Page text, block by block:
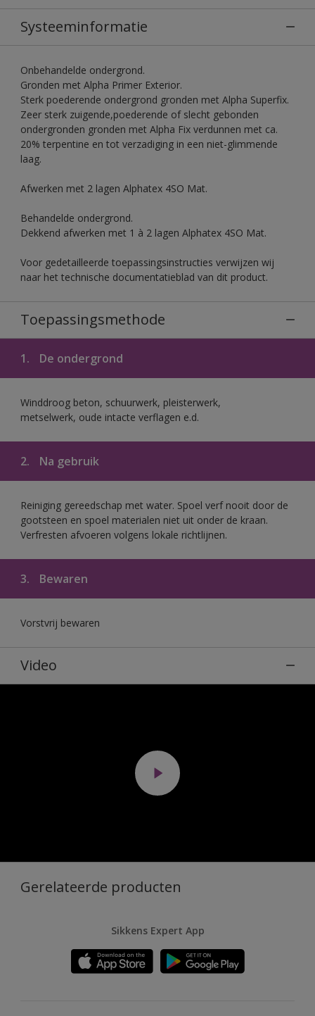
Systeeminformatie
Onbehandelde ondergrond.
Gronden met Alpha Primer Exterior.
Sterk poederende ondergrond gronden met Alpha Superfix.
Zeer sterk zuigende,poederende of slecht gebonden
ondergronden gronden met Alpha Fix verdunnen met ca.
20% terpentine en tot verzadiging in een niet-glimmende
laag.
Afwerken met 2 lagen Alphatex 4SO Mat.
Behandelde ondergrond.
Dekkend afwerken met 1 à 2 lagen Alphatex 4SO Mat.
Voor gedetailleerde toepassingsinstructies verwijzen wij
naar het technische documentatieblad van dit product.
Toepassingsmethode
1. De ondergrond
Winddroog beton, schuurwerk, pleisterwerk,
metselwerk, oude intacte verflagen e.d.
2. Na gebruik
Reiniging gereedschap met water. Spoel verf nooit door de
gootsteen en spoel materialen niet uit onder de kraan.
Verfresten afvoeren volgens lokale richtlijnen.
3. Bewaren
Vorstvrij bewaren
Video
Gerelateerde producten
Sikkens Expert App